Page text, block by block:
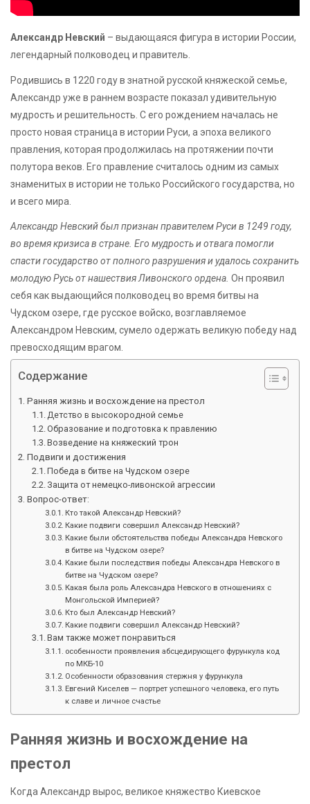
Александр Невский – выдающаяся фигура в истории России,
легендарный полководец и правитель.
Родившись в 1220 году в знатной русской княжеской семье,
Александр уже в раннем возрасте показал удивительную
мудрость и решительность. С его рождением началась не
просто новая страница в истории Руси, а эпоха великого
правления, которая продолжилась на протяжении почти
полутора веков. Его правление считалось одним из самых
знаменитых в истории не только Российского государства, но
и всего мира.
Александр Невский был признан правителем Руси в 1249 году,
во время кризиса в стране. Его мудрость и отвага помогли
спасти государство от полного разрушения и удалось сохранить
молодую Русь от нашествия Ливонского ордена. Он проявил
себя как выдающийся полководец во время битвы на
Чудском озере, где русское войско, возглавляемое
Александром Невским, сумело одержать великую победу над
превосходящим врагом.
Содержание
Ранняя жизнь и восхождение на престол
Детство в высокородной семье
Образование и подготовка к правлению
Возведение на княжеский трон
Подвиги и достижения
Победа в битве на Чудском озере
Защита от немецко-ливонской агрессии
Вопрос-ответ:
Кто такой Александр Невский?
Какие подвиги совершил Александр Невский?
Какие были обстоятельства победы Александра Невского
в битве на Чудском озере?
Какие были последствия победы Александра Невского в
битве на Чудском озере?
Какая была роль Александра Невского в отношениях с
Монгольской Империей?
Кто был Александр Невский?
Какие подвиги совершил Александр Невский?
Вам также может понравиться
особенности проявления абсцедирующего фурункула код
по МКБ-10
Особенности образования стержня у фурункула
Евгений Киселев — портрет успешного человека, его путь
к славе и личное счастье
Ранняя жизнь и восхождение на
престол
Когда Александр вырос, великое княжество Киевское